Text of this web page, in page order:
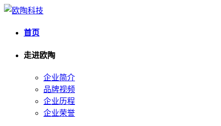
首页
走进欧陶
企业简介
品牌视频
企业历程
企业荣誉